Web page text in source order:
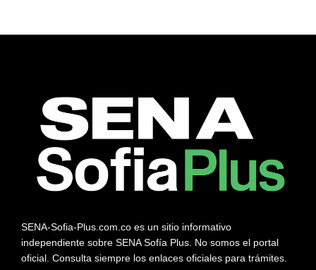
SENA-Sofia-Plus.com.co es un sitio informativo
independiente sobre SENA Sofía Plus. No somos el portal
oficial. Consulta siempre los enlaces oficiales para trámites.